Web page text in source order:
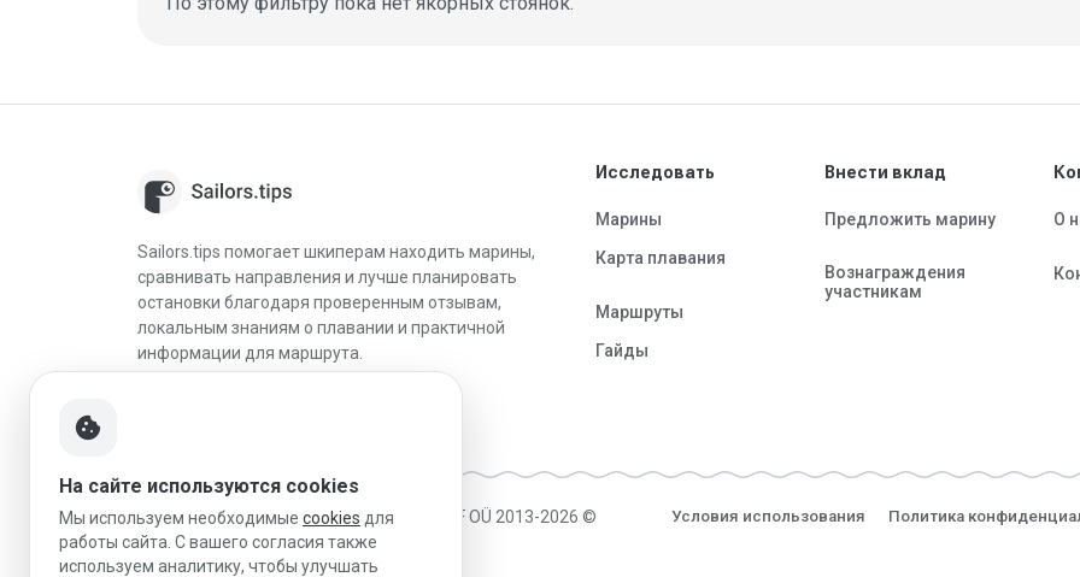
Sailors.tips помогает шкиперам находить марины,
сравнивать направления и лучше планировать
остановки благодаря проверенным отзывам,
локальным знаниям о плавании и практичной
информации для маршрута.
Исследовать
Марины
Карта плавания
Маршруты
Гайды
Внести вклад
Предложить марину
Вознаграждения
участникам
О
Made in Estonia|Работает на MESF OÜ 2013-2026 © Условия использования Политика
cookie
На сайте используются cookies
Мы используем необходимые cookies для
работы сайта. С вашего согласия также
используем аналитику, чтобы улучшать